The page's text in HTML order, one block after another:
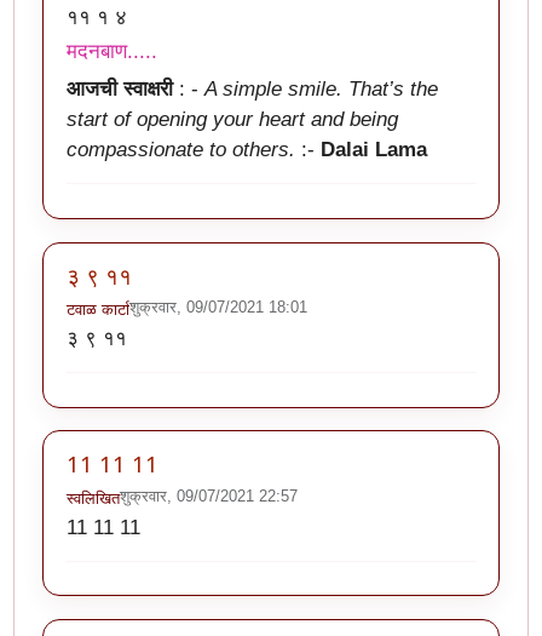
११ १ ४
मदनबाण.....
आजची स्वाक्षरी: -A simple smile. That’s the
start of opening your heart and being
compassionate to others. :- Dalai Lama
३ ९ ११
टवाळ कार्टाशुक्रवार, 09/07/2021 18:01
३ ९ ११
11 11 11
स्वलिखितशुक्रवार, 09/07/2021 22:57
11 11 11